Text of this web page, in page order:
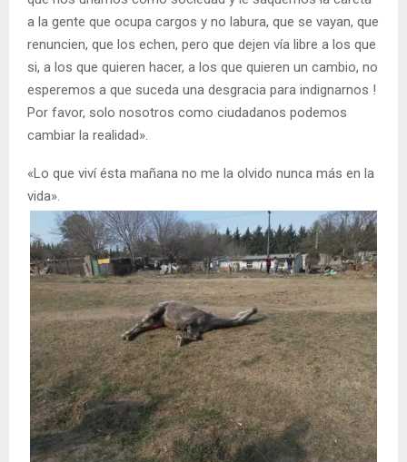
a la gente que ocupa cargos y no labura, que se vayan, que
renuncien, que los echen, pero que dejen vía libre a los que
si, a los que quieren hacer, a los que quieren un cambio, no
esperemos a que suceda una desgracia para indignarnos !
Por favor, solo nosotros como ciudadanos podemos
cambiar la realidad».
«Lo que viví ésta mañana no me la olvido nunca más en la
vida».